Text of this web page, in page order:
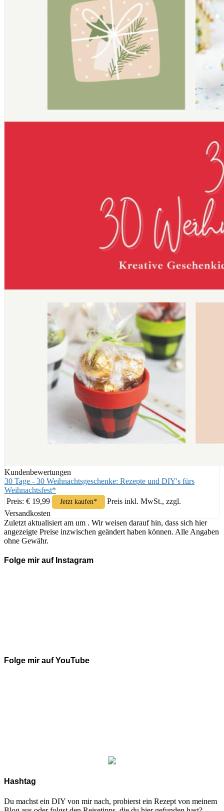
Kundenbewertungen
30 Tage - 30 Weihnachtsgeschenke: Rezepte und DIY's fürs
Weihnachtsfest*
Preis: € 19,99
Jetzt kaufen*
Preis inkl. MwSt., zzgl.
Versandkosten
Zuletzt aktualisiert am um . Wir weisen darauf hin, dass sich hier
angezeigte Preise inzwischen geändert haben können. Alle Angaben
ohne Gewähr.
Folge mir auf Instagram
Folge mir auf YouTube
Hashtag
Du machst ein DIY von mir nach, probierst ein Rezept von meinem